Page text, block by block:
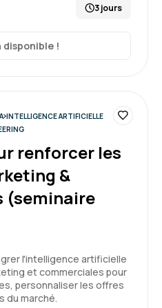
une vision large sur l'IA
ses usages, ...
de l'art
Le 20/04/2026
3 jours
disponible !
INTELLIGENCE ARTIFICIELLE
renforcer les
&
(seminaire
l'intelligence artificielle
et commerciales pour
personnaliser les offres
du marché.